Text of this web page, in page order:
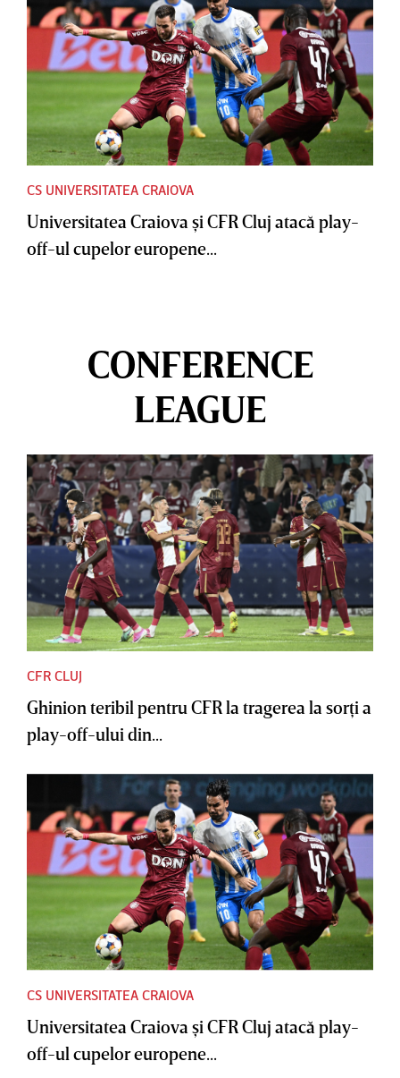
CS UNIVERSITATEA CRAIOVA
Universitatea Craiova şi CFR Cluj atacă play-
off-ul cupelor europene...
CONFERENCE
LEAGUE
CFR CLUJ
Ghinion teribil pentru CFR la tragerea la sorţi a
play-off-ului din...
CS UNIVERSITATEA CRAIOVA
Universitatea Craiova şi CFR Cluj atacă play-
off-ul cupelor europene...